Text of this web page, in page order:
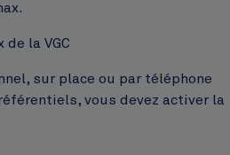
la VGC
sur place ou par téléphone
vous devez activer la